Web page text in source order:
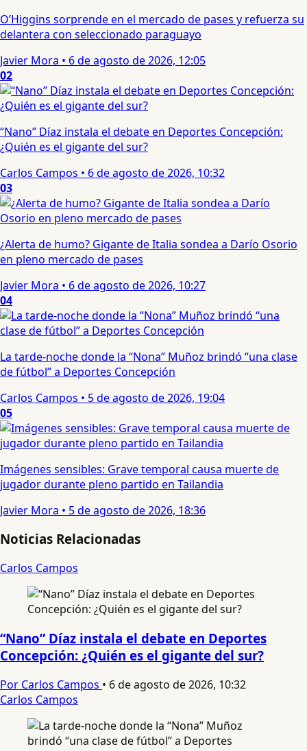
O’Higgins sorprende en el mercado de pases y refuerza su
delantera con seleccionado paraguayo
Javier Mora • 6 de agosto de 2026, 12:05
02
“Nano” Díaz instala el debate en Deportes Concepción:
¿Quién es el gigante del sur?
Carlos Campos • 6 de agosto de 2026, 10:32
03
¿Alerta de humo? Gigante de Italia sondea a Darío Osorio
en pleno mercado de pases
Javier Mora • 6 de agosto de 2026, 10:27
04
La tarde-noche donde la “Nona” Muñoz brindó “una clase
de fútbol” a Deportes Concepción
Carlos Campos • 5 de agosto de 2026, 19:04
05
Imágenes sensibles: Grave temporal causa muerte de
jugador durante pleno partido en Tailandia
Javier Mora • 5 de agosto de 2026, 18:36
Noticias Relacionadas
Carlos Campos
“Nano” Díaz instala el debate en Deportes
Concepción: ¿Quién es el gigante del sur?
Por Carlos Campos • 6 de agosto de 2026, 10:32
Carlos Campos